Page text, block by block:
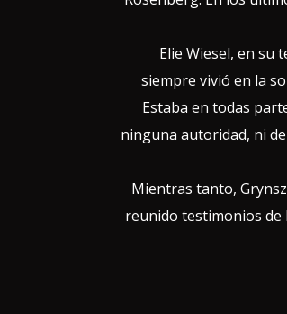
Elie Wiesel, en su
siempre vivió en la
Estaba en todas
ninguna autoridad, ni
Mientras tanto,
reunido testimonios de